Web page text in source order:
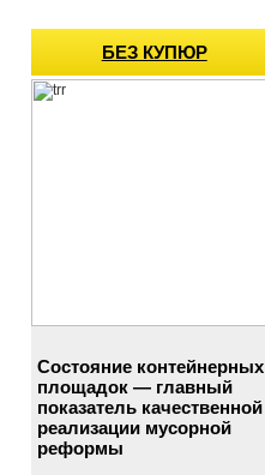
БЕЗ КУПЮР
Состояние контейнерных
площадок — главный
показатель качественной
реализации мусорной
реформы